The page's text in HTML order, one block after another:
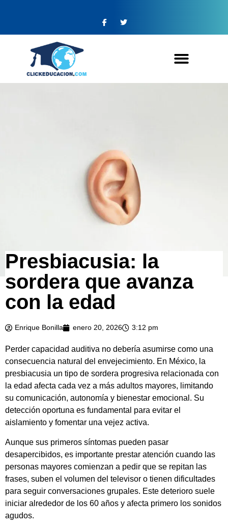
Presbiacusia: la
sordera que avanza
con la edad
Enrique Bonilla enero 20, 2026 3:12 pm
Perder capacidad auditiva no debería asumirse como una
consecuencia natural del envejecimiento. En México, la
presbiacusia un tipo de sordera progresiva relacionada con
la edad afecta cada vez a más adultos mayores, limitando
su comunicación, autonomía y bienestar emocional. Su
detección oportuna es fundamental para evitar el
aislamiento y fomentar una vejez activa.
Aunque sus primeros síntomas pueden pasar
desapercibidos, es importante prestar atención cuando las
personas mayores comienzan a pedir que se repitan las
frases, suben el volumen del televisor o tienen dificultades
para seguir conversaciones grupales. Este deterioro suele
iniciar alrededor de los 60 años y afecta primero los sonidos
agudos.